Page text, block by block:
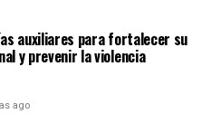
auxiliares para fortalecer su
y prevenir la violencia
ago